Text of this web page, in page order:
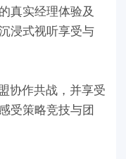
真实经理体验及
浸式视听享受与
协作共战，并享受
受策略竞技与团